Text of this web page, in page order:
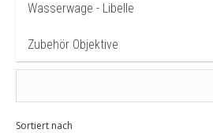
Wasserwage - Libelle
Zubehör Objektive
Sortiert nach